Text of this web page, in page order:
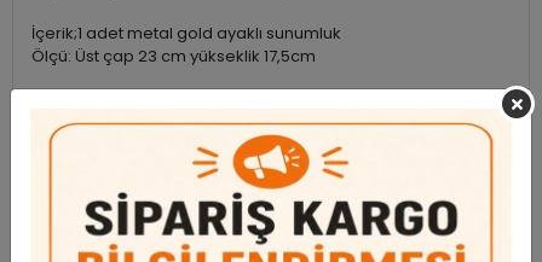
İçerik;1 adet metal gold ayaklı sunumluk
Ölçü: Üst çap 23 cm yükseklik 17,5cm
kolaydır. Metal ayak kısmı sonraden demontedir. Ayak kısmı
paşabahçe değildir.
Garanti ve Teslimat